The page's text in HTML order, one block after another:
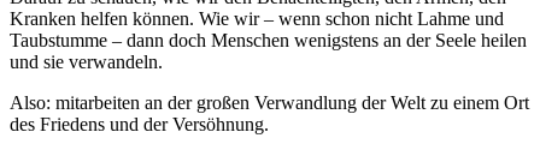
Kranken helfen können. Wie wir – wenn schon nicht Lahme und
Taubstumme – dann doch Menschen wenigstens an der Seele heilen
und sie verwandeln.
Also: mitarbeiten an der großen Verwandlung der Welt zu einem Ort
des Friedens und der Versöhnung.